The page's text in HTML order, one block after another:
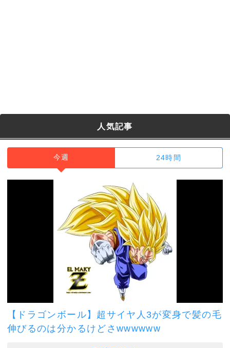
人気記事
今週 24時間
【ドラゴンボール】超サイヤ人3が変身で髪の毛
伸びるのは分かるけどさwwwwww